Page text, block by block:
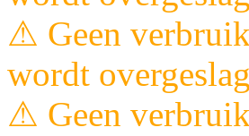
⚠ Geen
wordt
⚠ Geen